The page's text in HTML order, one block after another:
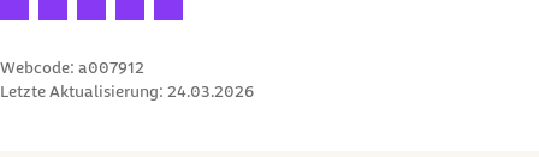
Webcode: a007912
Letzte Aktualisierung: 24.03.2026